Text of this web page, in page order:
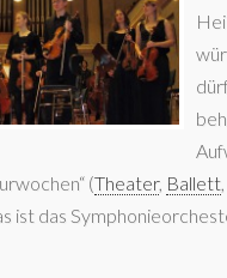
(Theater, Ballett,
ist das